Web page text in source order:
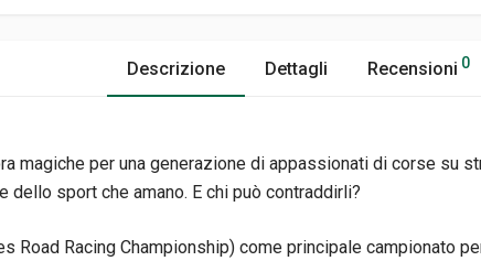
Descrizione Dettagli Recensioni 0
magiche per una generazione di appassionati di corse su
dello sport che amano. E chi può contraddirli?
Road Racing Championship) come principale campionato